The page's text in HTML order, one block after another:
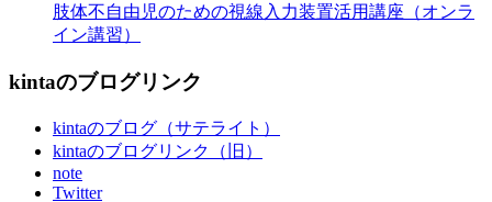
肢体不自由児のための視線入力装置活用講座（オンラ
イン講習）
kintaのブログリンク
kintaのブログ（サテライト）
kintaのブログリンク（旧）
note
Twitter